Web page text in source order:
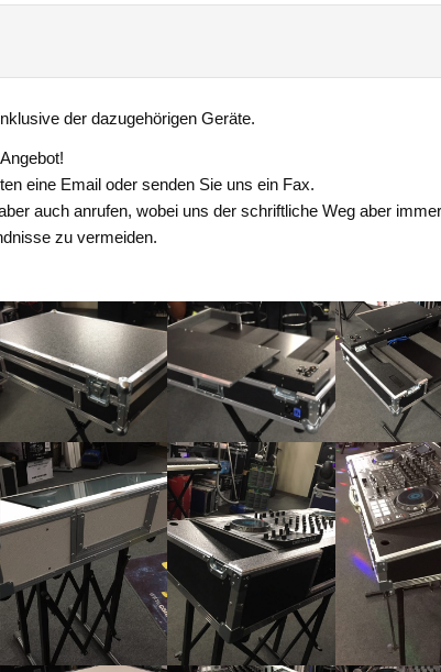
der dazugehörigen Geräte.
eine Email oder senden Sie uns ein Fax.
auch anrufen, wobei uns der schriftliche Weg aber
zu vermeiden.